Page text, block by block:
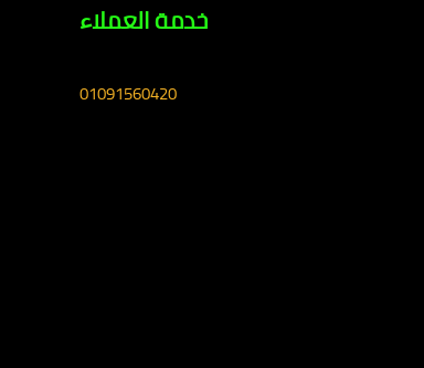
خدمة العملاء
01091560420